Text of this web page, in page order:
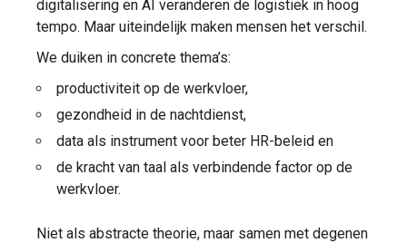
digitalisering en AI veranderen de logistiek in hoog
tempo. Maar uiteindelijk maken mensen het verschil.
We duiken in concrete thema’s:
productiviteit op de werkvloer,
gezondheid in de nachtdienst,
data als instrument voor beter HR-beleid en
de kracht van taal als verbindende factor op de
werkvloer.
Niet als abstracte theorie, maar samen met degenen